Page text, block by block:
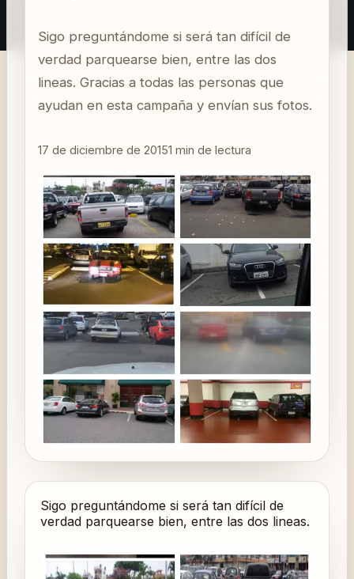
Sigo preguntándome si será tan difícil de
verdad parquearse bien, entre las dos
lineas. Gracias a todas las personas que
ayudan en esta campaña y envían sus fotos.
17 de diciembre de 20151 min de lectura
Sigo preguntándome si será tan difícil de
verdad parquearse bien, entre las dos lineas.